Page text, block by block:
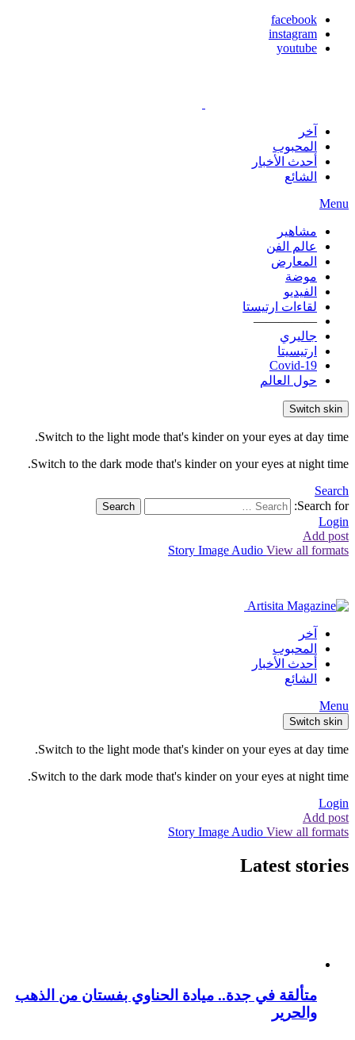
facebook
instagram
youtube
آخر
المحبوب
أحدث الأخبار
الشائع
Menu
مشاهير
عالم الفن
المعارض
موضة
الفيديو
لقاءات ارتيستا
—————
جاليري
ارتيسيتا
Covid-19
حول العالم
Switch skin
Switch to the light mode that's kinder on your eyes at day time.
Switch to the dark mode that's kinder on your eyes at night time.
Search
Search for:
Search
Login
Add post
Story Image Audio View all formats
آخر
المحبوب
أحدث الأخبار
الشائع
Menu
Switch skin
Switch to the light mode that's kinder on your eyes at day time.
Switch to the dark mode that's kinder on your eyes at night time.
Login
Add post
Story Image Audio View all formats
Latest stories
متألقة في جدة.. ميادة الحناوي بفستان من الذهب
والحرير